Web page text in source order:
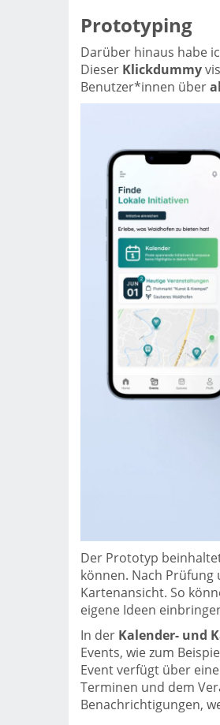
Prototyping
Darüber hinaus habe
Dieser Klickdummy
Benutzer*innen über
Der Prototyp
können. Nach Prüfung
Kartenansicht. So
eigene Ideen
In der Kalender- und
Events, wie zum
Event verfügt über eine
Terminen und dem
Benachrichtigungen,